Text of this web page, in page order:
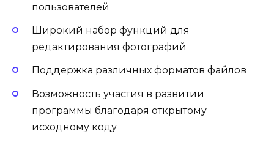
пользователей
Широкий набор функций для
редактирования фотографий
Поддержка различных форматов файлов
Возможность участия в развитии
программы благодаря открытому
исходному коду